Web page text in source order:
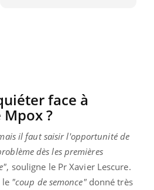
face à
?
il faut saisir l'opportunité de
dès les premières
, souligne le Pr Xavier Lescure.
le "coup de semonce"donné très